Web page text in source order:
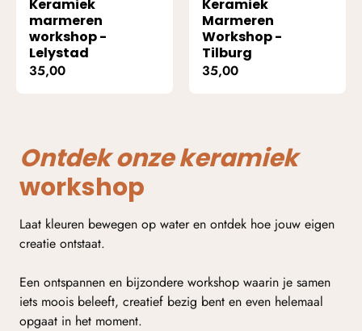
Keramiek
marmeren
workshop -
Lelystad
35,00
Keramiek
Marmeren
Workshop -
Tilburg
35,00
Ontdek onze keramiek
workshop
Laat kleuren bewegen op water en ontdek hoe jouw eigen
creatie ontstaat.
Een ontspannen en bijzondere workshop waarin je samen
iets moois beleeft, creatief bezig bent en even helemaal
opgaat in het moment.